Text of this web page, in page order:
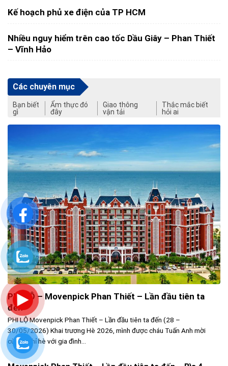
Kế hoạch phủ xe điện của TP HCM
Nhiều nguy hiểm trên cao tốc Dầu Giây – Phan Thiết
– Vĩnh Hảo
Các chuyên mục
Bạn biết
gì
Ẩm thực đó
đây
Giao thông
vận tải
Thắc mắc biết
hỏi ai
PHI LỘ – Movenpick Phan Thiết – Lần đầu tiên ta
đến
PHI LỘ Movenpick Phan Thiết – Lần đầu tiên ta đến (28 –
30/05/2026) Khai trương Hè 2026, mình được cháu Tuấn Anh mời
cùng nghỉ hè với gia đình...